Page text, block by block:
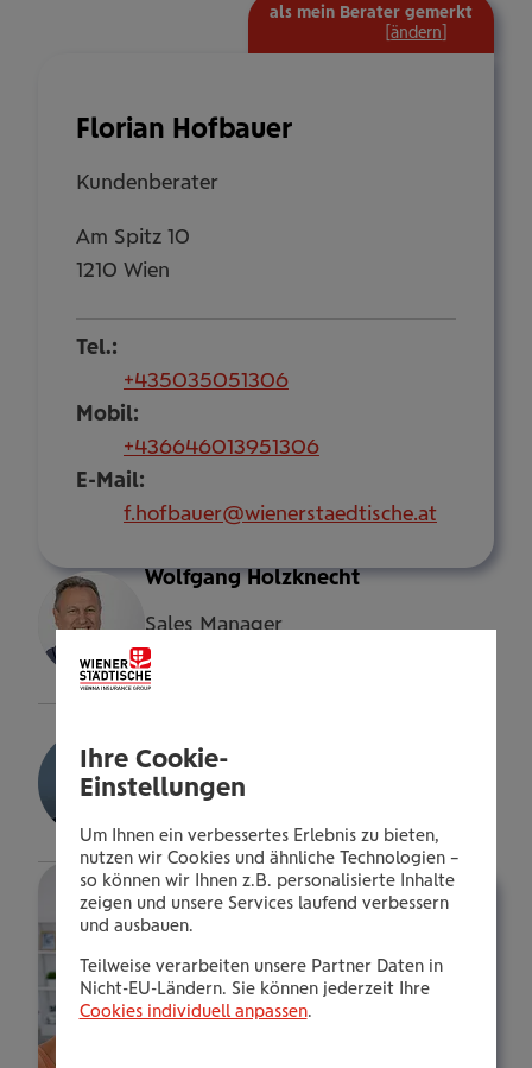
Florian Hofbauer
Kundenberater
Am Spitz 10
1210 Wien
Tel.:
+435035051306
Mobil:
+436646013951306
E-Mail:
f.hofbauer@wienerstaedtische.at
als mein Berater gemerkt
[ändern
Wolfgang Holzknecht
Sales Manager
Details
Consultant
Details
Ihre Cookie-
Einstellungen
Um Ihnen ein verbessertes Erlebnis zu bieten,
nutzen wir Cookies und ähnliche Technologien –
so können wir Ihnen z.B. personalisierte Inhalte
zeigen und unsere Services laufend verbessern
und ausbauen.
Teilweise verarbeiten unsere Partner Daten in
Nicht-EU-Ländern. Sie können jederzeit Ihre
Cookies individuell anpassen.